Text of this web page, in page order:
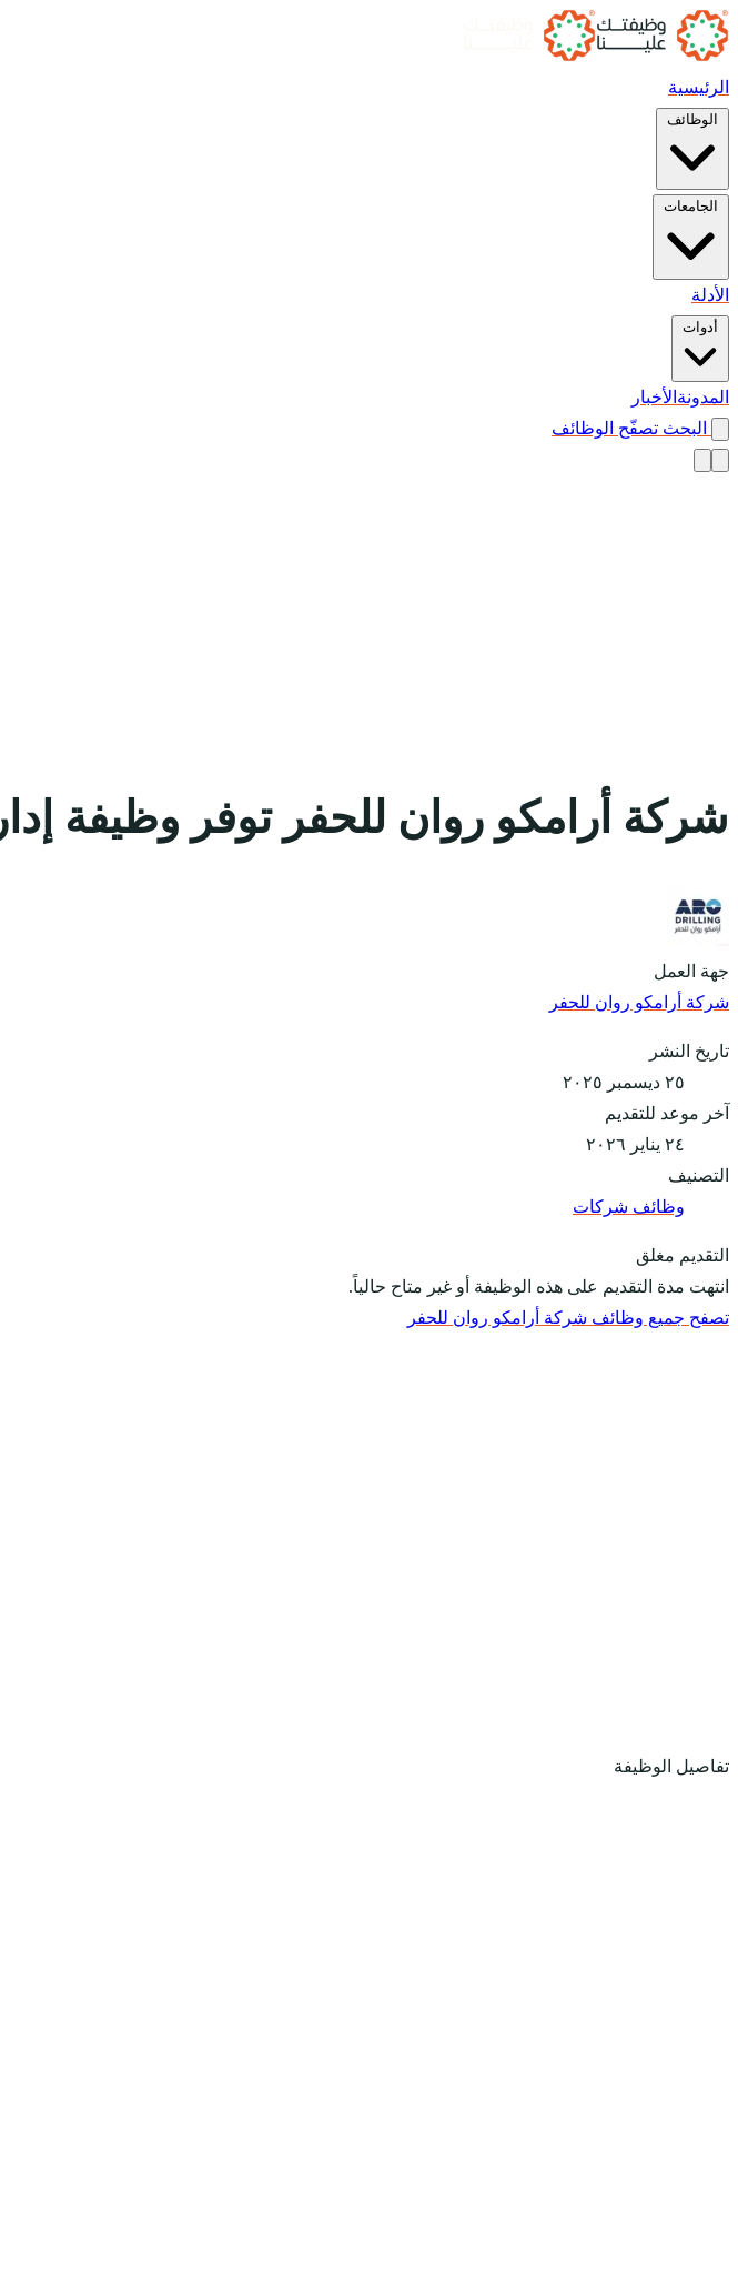
الرئيسية
الوظائف
الجامعات
الأدلة
أدوات
المدونة الأخبار
البحث تصفّح الوظائف
شركة أرامكو روان للحفر توفر وظيفة
جهة العمل
شركة أرامكو روان للحفر
تاريخ النشر
٢٥ ديسمبر ٢٠٢٥
آخر موعد للتقديم
٢٤ يناير ٢٠٢٦
التصنيف
وظائف شركات
التقديم مغلق
انتهت مدة التقديم على هذه الوظيفة أو غير متاح حالياً.
تصفح جميع وظائف شركة أرامكو روان للحفر
تفاصيل الوظيفة